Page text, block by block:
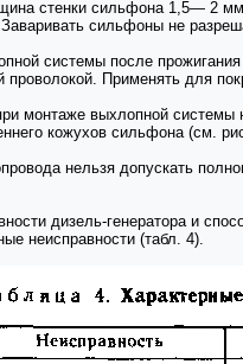
стенки сильфона 1,5— 2
сильфоны не
системы после
проволокой. Применять для
монтаже выхлопной
кожухов сильфона (см.
нельзя допускать
дизель-генератора и
неисправности (табл. 4).